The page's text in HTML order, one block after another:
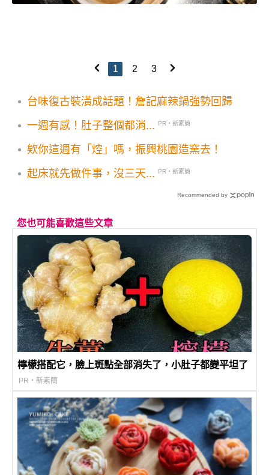
1 2 3
台味復古裝潢成話題！詹記麻辣鍋強勢回歸
一週有感！肚子整個都消...
PR・新素簡
欸你這週有「焢」嗎，振興桃園造窯去！
起床就先做件事，沒三天...
PR・新素簡
Recommended by
您也可能喜歡這些文章
檸檬搭配它，臉上斑點全部消失了，小肚子都變平坦了
PR・新素簡